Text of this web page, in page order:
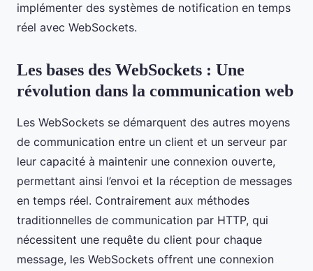
implémenter des systèmes de notification en temps
réel avec WebSockets.
Les bases des WebSockets : Une
révolution dans la communication web
Les WebSockets se démarquent des autres moyens
de communication entre un client et un serveur par
leur capacité à maintenir une connexion ouverte,
permettant ainsi l’envoi et la réception de messages
en temps réel. Contrairement aux méthodes
traditionnelles de communication par HTTP, qui
nécessitent une requête du client pour chaque
message, les WebSockets offrent une connexion